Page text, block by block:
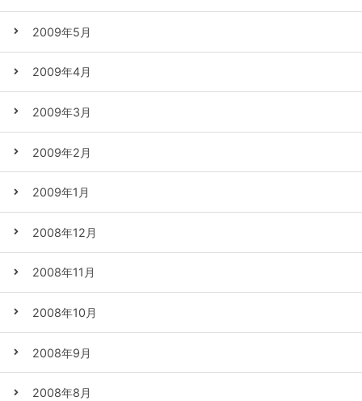
2009年5月
2009年4月
2009年3月
2009年2月
2009年1月
2008年12月
2008年11月
2008年10月
2008年9月
2008年8月